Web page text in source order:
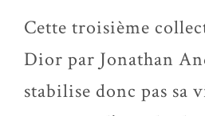
Cette troisième
Dior par Jonathan
stabilise donc pas sa